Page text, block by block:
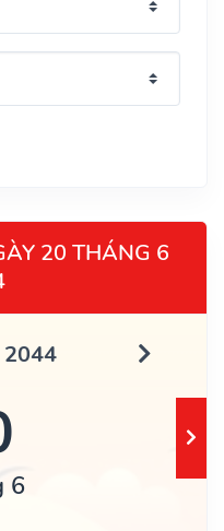
20 THÁNG 6
2044
6